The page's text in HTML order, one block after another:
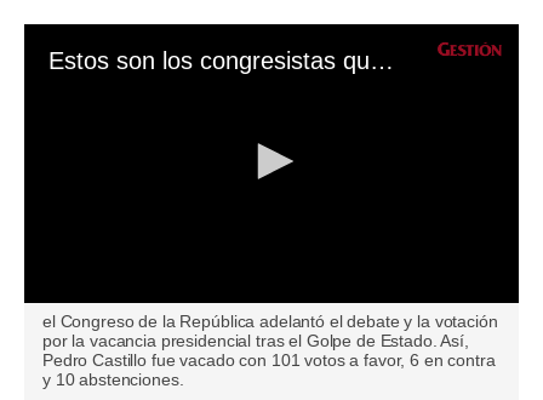
Estos son los congresistas que votaron en contra o en abstención de la vacancia tras el Golpe de Estado
seconds
seconds
el Congreso de la República adelantó el debate y la votación
por la vacancia presidencial tras el Golpe de Estado. Así,
Pedro Castillo fue vacado con 101 votos a favor, 6 en contra
y 10 abstenciones.